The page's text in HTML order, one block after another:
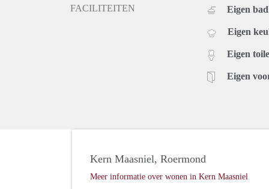
FACILITEITEN Eigen
Eigen
Eigen
Eigen
Kern Maasniel, Roermond
Meer informatie over wonen in Kern Maasniel